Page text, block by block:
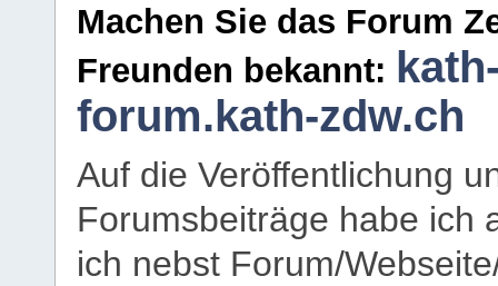
Machen Sie das Forum
Freunden bekannt:
forum.kath-zdw.ch
Auf die Veröffentlichung
Forumsbeiträge habe ich
ich nebst Forum/